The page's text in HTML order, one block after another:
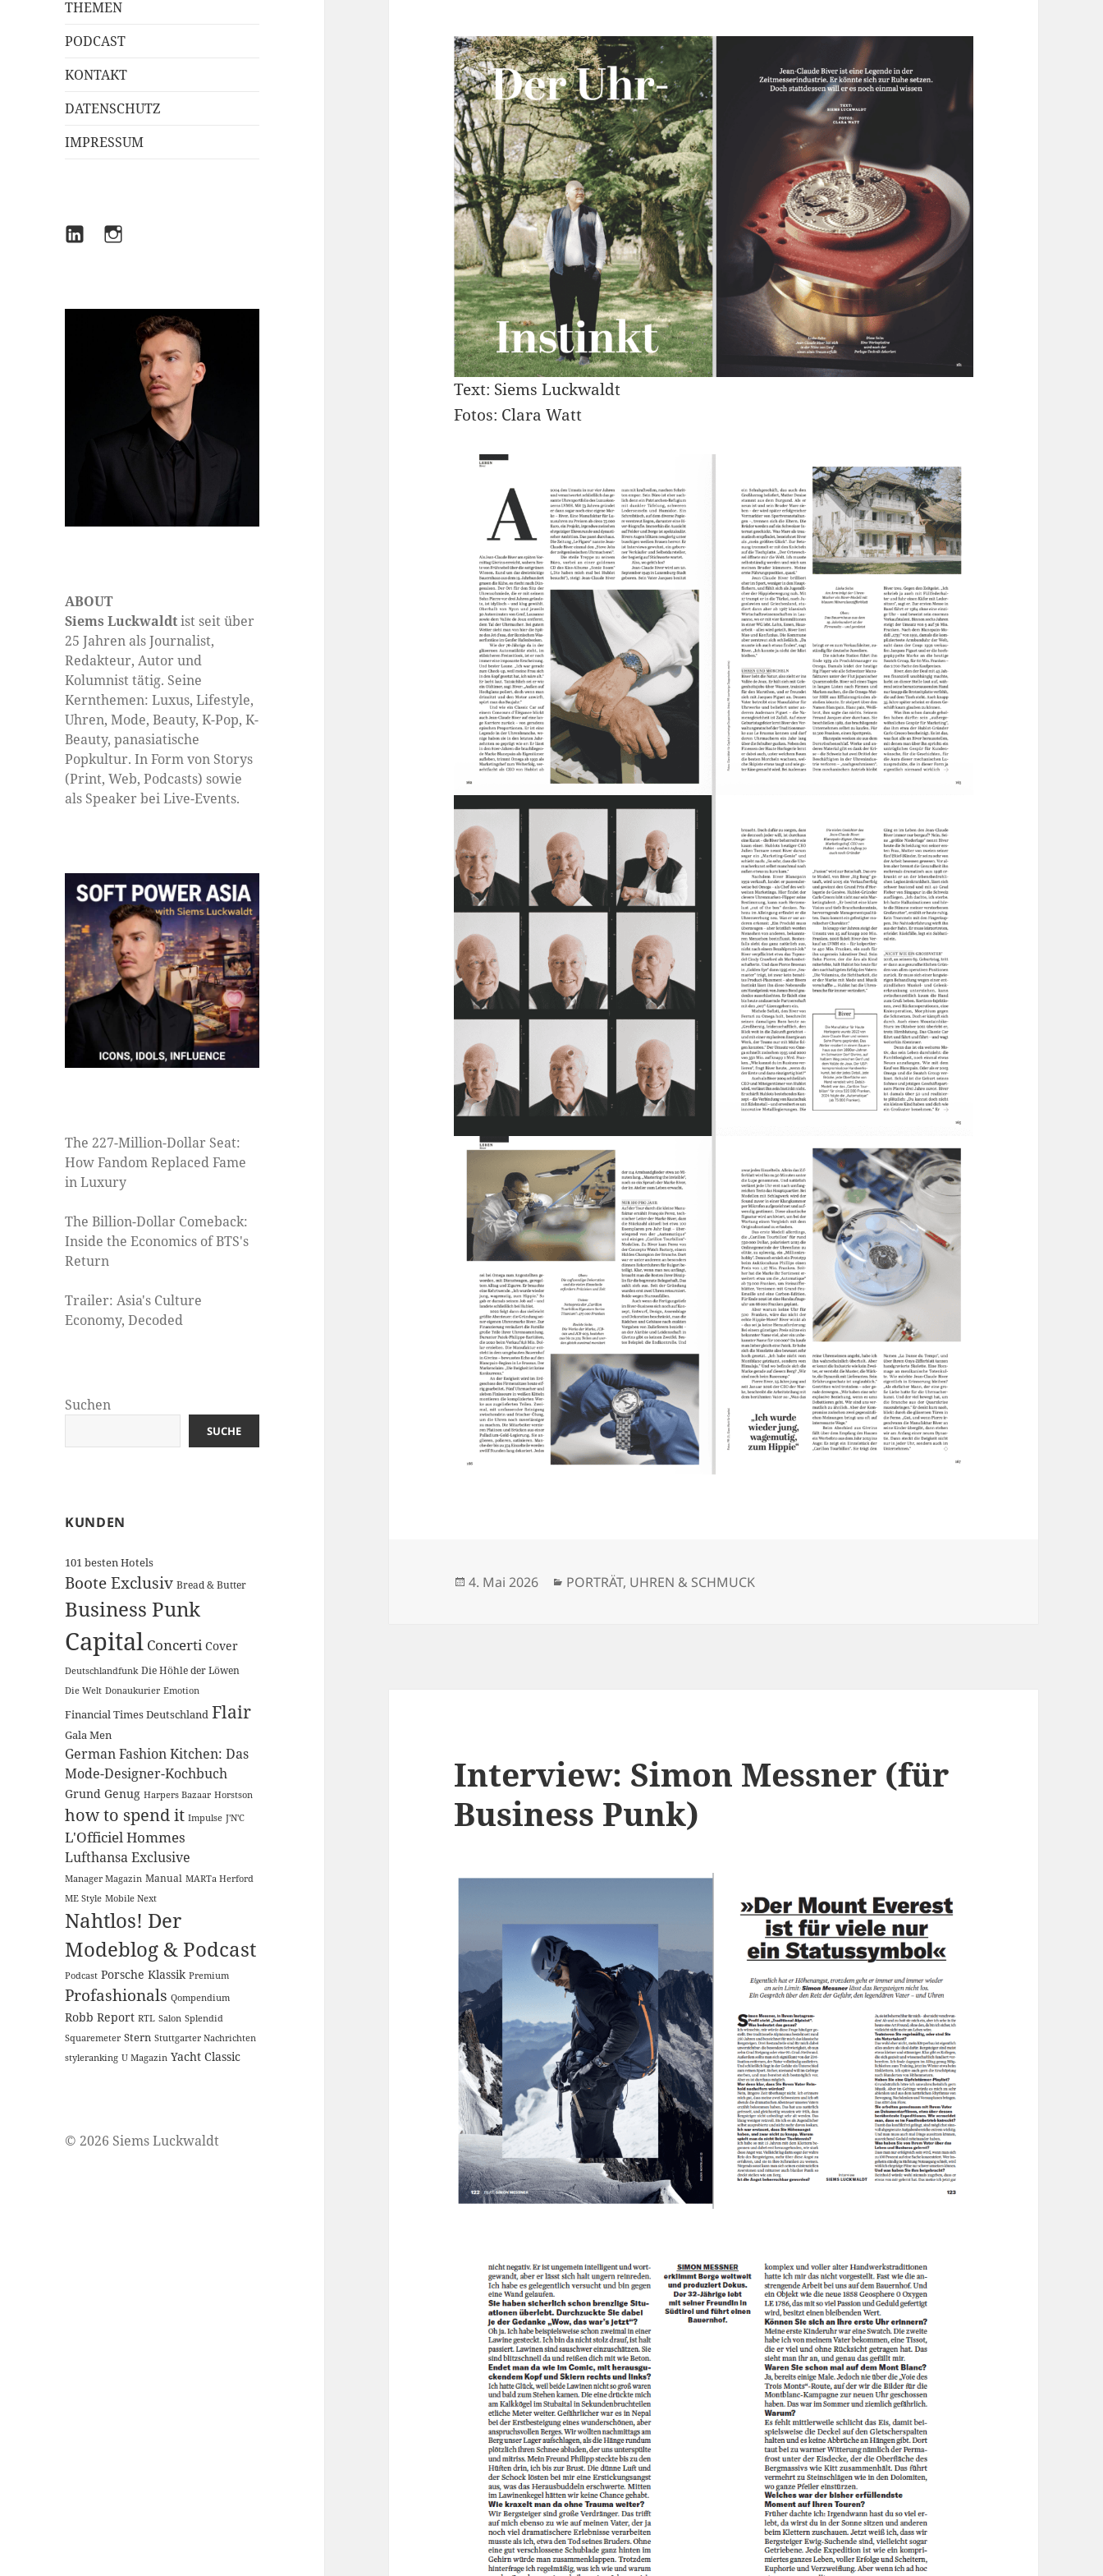
THEMEN
PODCAST
KONTAKT
DATENSCHUTZ
IMPRESSUM
LINKEDININSTAGRAM
ABOUT
Siems Luckwaldtist seit über
25 Jahren als Journalist,
Redakteur, Autor und
Kolumnist tätig. Seine
Kernthemen: Luxus, Lifestyle,
Uhren, Mode, Beauty, K-Pop, K-
Beauty, panasiatische
Popkultur. In Form von Storys
(Print, Web, Podcasts) sowie
als Speaker bei Live-Events.
The 227-Million-Dollar Seat:
How Fandom Replaced Fame
in Luxury
The Billion-Dollar Comeback:
Inside the Economics of BTS's
Return
Trailer: Asia's Culture
Economy, Decoded
Suchen
SUCHE
KUNDEN
101 besten Hotels
Boote Exclusiv Bread & Butter
Business Punk
Capital Concerti Cover
Deutschlandfunk Die Höhle der Löwen
Die Welt Donaukurier Emotion
Financial Times Deutschland Flair
Gala Men
German Fashion Kitchen: Das
Mode-Designer-Kochbuch
Grund Genug Harpers Bazaar Horstson
how to spend it Impulse J'N'C
L'Officiel Hommes
Lufthansa Exclusive
Manager Magazin Manual MARTa Herford
ME Style Mobile Next
Nahtlos! Der
Modeblog & Podcast
Podcast Porsche Klassik Premium
Profashionals Qompendium
Robb Report RTL Salon Splendid
Squaremeter Stern Stuttgarter Nachrichten
styleranking U Magazin Yacht Classic
© 2026 Siems Luckwaldt
Text: Siems Luckwaldt
Fotos: Clara Watt
Veröffentlicht
4. Mai 2026 Kategorien
PORTRÄT, UHREN & SCHMUCK
Interview: Simon Messner (für
Business Punk)